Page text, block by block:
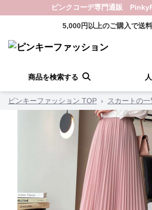
ピンクコーデ専門通販
5,000円以上のご購入で送
商品を検索する
ピンキーファッション TOP › スカートの一